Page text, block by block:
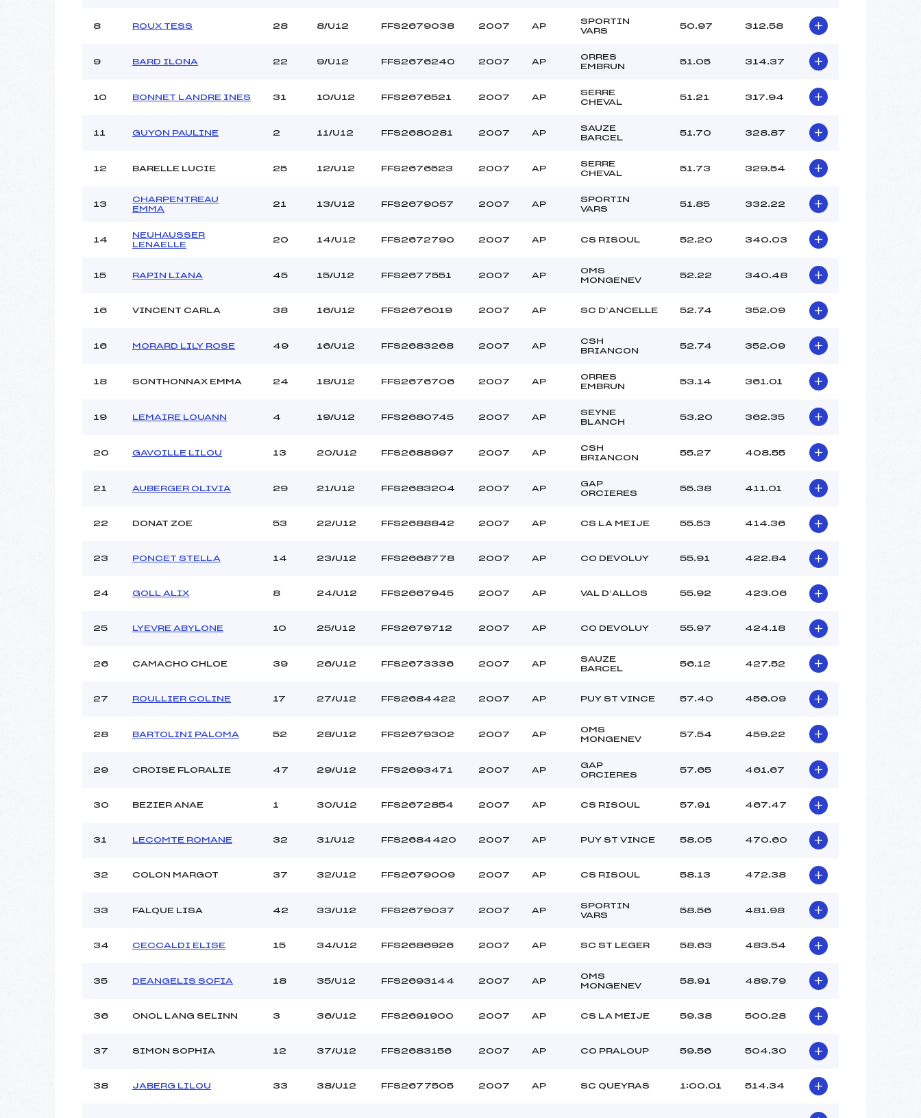
Pénalité appliquée :
255.0000
8 ROUX TESS 28 8/U12 FFS2679038 2007 AP
SPORTIN
VARS
50.97 312.58
9 BARD ILONA 22 9/U12 FFS2676240 2007 AP
ORRES
EMBRUN
51.05 314.37
10 BONNET LANDRE INES 31 10/U12 FFS2676521 2007 AP
SERRE
CHEVAL
51.21 317.94
11 GUYON PAULINE 2 11/U12 FFS2680281 2007 AP
SAUZE
BARCEL
51.70 328.87
12 BARELLE LUCIE 25 12/U12 FFS2676523 2007 AP
SERRE
CHEVAL
51.73 329.54
13
CHARPENTREAU
EMMA
21 13/U12 FFS2679057 2007 AP
SPORTIN
VARS
51.85 332.22
14
NEUHAUSSER
LENAELLE
20 14/U12 FFS2672790 2007 AP CS RISOUL 52.20 340.03
15 RAPIN LIANA 45 15/U12 FFS2677551 2007 AP
OMS
MONGENEV
52.22 340.48
16 VINCENT CARLA 38 16/U12 FFS2676019 2007 AP SC D’ANCELLE 52.74 352.09
16 MORARD LILY ROSE 49 16/U12 FFS2683268 2007 AP
CSH
BRIANCON
52.74 352.09
18 SONTHONNAX EMMA 24 18/U12 FFS2676706 2007 AP
ORRES
EMBRUN
53.14 361.01
19 LEMAIRE LOUANN 4 19/U12 FFS2680745 2007 AP
SEYNE
BLANCH
53.20 362.35
20 GAVOILLE LILOU 13 20/U12 FFS2688997 2007 AP
CSH
BRIANCON
55.27 408.55
21 AUBERGER OLIVIA 29 21/U12 FFS2683204 2007 AP
GAP
ORCIERES
55.38 411.01
22 DONAT ZOE 53 22/U12 FFS2688842 2007 AP CS LA MEIJE 55.53 414.36
23 PONCET STELLA 14 23/U12 FFS2668778 2007 AP CO DEVOLUY 55.91 422.84
24 GOLL ALIX 8 24/U12 FFS2667945 2007 AP VAL D’ALLOS 55.92 423.06
25 LYEVRE ABYLONE 10 25/U12 FFS2679712 2007 AP CO DEVOLUY 55.97 424.18
26 CAMACHO CHLOE 39 26/U12 FFS2673336 2007 AP
SAUZE
BARCEL
56.12 427.52
27 ROULLIER COLINE 17 27/U12 FFS2684422 2007 AP PUY ST VINCE 57.40 456.09
28 BARTOLINI PALOMA 52 28/U12 FFS2679302 2007 AP
OMS
MONGENEV
57.54 459.22
29 CROISE FLORALIE 47 29/U12 FFS2693471 2007 AP
GAP
ORCIERES
57.65 461.67
30 BEZIER ANAE 1 30/U12 FFS2672854 2007 AP CS RISOUL 57.91 467.47
31 LECOMTE ROMANE 32 31/U12 FFS2684420 2007 AP PUY ST VINCE 58.05 470.60
32 COLON MARGOT 37 32/U12 FFS2679009 2007 AP CS RISOUL 58.13 472.38
33 FALQUE LISA 42 33/U12 FFS2679037 2007 AP
SPORTIN
VARS
58.56 481.98
34 CECCALDI ELISE 15 34/U12 FFS2686926 2007 AP SC ST LEGER 58.63 483.54
35 DEANGELIS SOFIA 18 35/U12 FFS2693144 2007 AP
OMS
MONGENEV
58.91 489.79
36 ONOL LANG SELINN 3 36/U12 FFS2691900 2007 AP CS LA MEIJE 59.38 500.28
37 SIMON SOPHIA 12 37/U12 FFS2683156 2007 AP CO PRALOUP 59.56 504.30
38 JABERG LILOU 33 38/U12 FFS2677505 2007 AP SC QUEYRAS 1:00.01 514.34